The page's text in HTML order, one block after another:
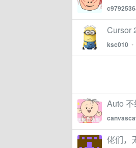
Cursor
ksc010 •
Auto
佬们，